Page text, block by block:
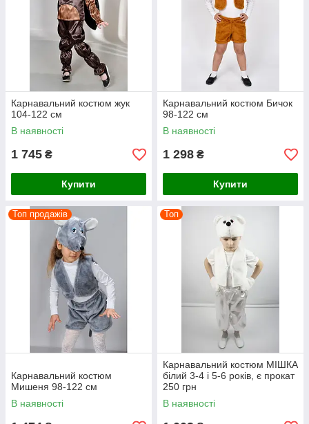
Карнавальний костюм жук
104-122 см
В наявності
1 745 ₴
Купити
Карнавальний костюм Бичок
98-122 см
В наявності
1 298 ₴
Купити
Топ продажів
Карнавальний костюм
Мишеня 98-122 см
В наявності
Топ
Карнавальний костюм МІШКА
білий 3-4 і 5-6 років, є прокат
250 грн
В наявності